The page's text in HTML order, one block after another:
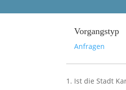
Vorgangstyp
Anfragen
Ist die Stadt